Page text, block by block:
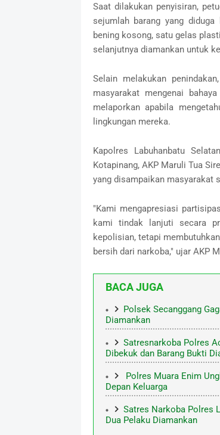
Saat dilakukan penyisiran,
sejumlah barang yang
bening kosong, satu gelas
selanjutnya diamankan untuk
Selain melakukan
masyarakat mengenai
melaporkan apabila
lingkungan mereka.
Kapolres Labuhanbatu
Kotapinang, AKP Maruli Tua
yang disampaikan masyarakat
"Kami mengapresiasi
kami tindak lanjuti secara
kepolisian, tetapi
bersih dari narkoba," ujar AKP
BACA JUGA
Polsek Secanggang
Diamankan
Satresnarkoba Polres
Dibekuk dan Barang Bukti
Polres Muara Enim
Depan Keluarga
Satres Narkoba Polres
Dua Pelaku Diamankan